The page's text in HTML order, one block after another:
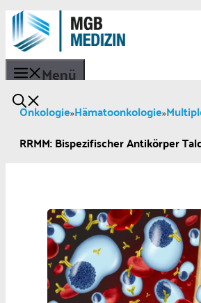
Menü
Onkologie»Hämatoonkologie»
RRMM: Bispezifischer Antikörper